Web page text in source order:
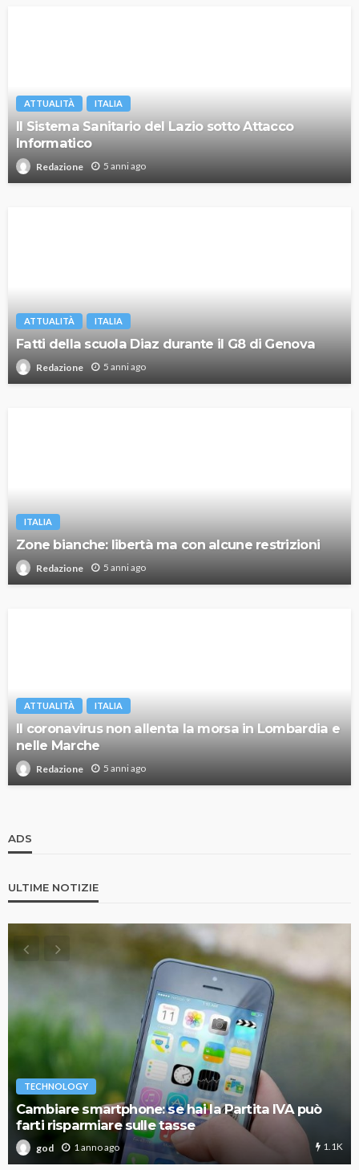
ATTUALITÀ ITALIA
Il Sistema Sanitario del Lazio sotto Attacco
Informatico
Redazione 5 anni ago
ATTUALITÀ ITALIA
Fatti della scuola Diaz durante il G8 di Genova
Redazione 5 anni ago
ITALIA
Zone bianche: libertà ma con alcune restrizioni
Redazione 5 anni ago
ATTUALITÀ ITALIA
Il coronavirus non allenta la morsa in Lombardia e
nelle Marche
Redazione 5 anni ago
ADS
ULTIME NOTIZIE
TECHNOLOGY
Cambiare smartphone: se hai la Partita IVA può
farti risparmiare sulle tasse
god 1 anno ago 1.1K